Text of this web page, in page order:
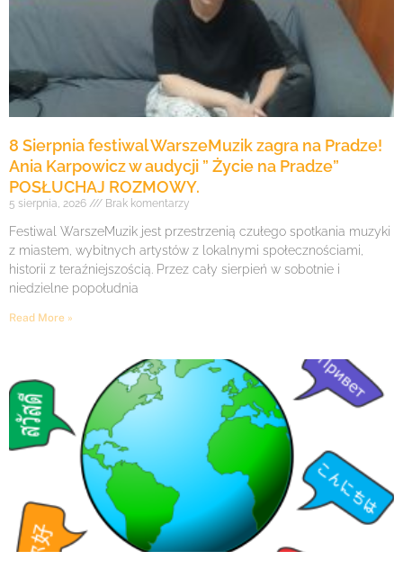
8 Sierpnia festiwal WarszeMuzik zagra na Pradze!
Ania Karpowicz w audycji ” Życie na Pradze”
POSŁUCHAJ ROZMOWY.
5 sierpnia, 2026 Brak komentarzy
Festiwal WarszeMuzik jest przestrzenią czułego spotkania muzyki
z miastem, wybitnych artystów z lokalnymi społecznościami,
historii z teraźniejszością. Przez cały sierpień w sobotnie i
niedzielne popołudnia
Read More »